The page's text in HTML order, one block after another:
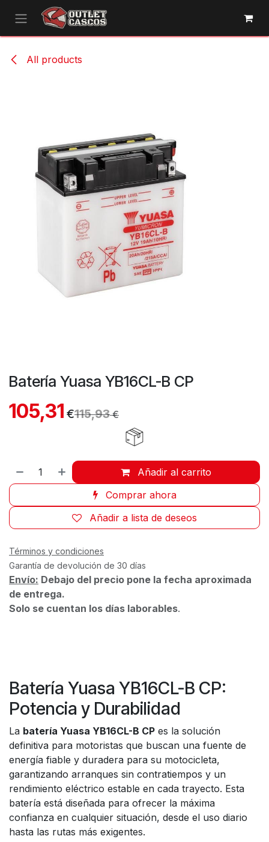
Ir al contenido
All products
Batería Yuasa YB16CL-B CP
105,31 €115,93€
Añadir al carrito
Comprar ahora
Añadir a lista de deseos
Términos y condiciones
Garantía de devolución de 30 días
Envío: Debajo del precio pone la fecha aproximada
de entrega.
Solo se cuentan los días laborables.
Batería Yuasa YB16CL-B CP:
Potencia y Durabilidad
La batería Yuasa YB16CL-B CP es la solución
definitiva para motoristas que buscan una fuente de
energía fiable y duradera para su motocicleta,
garantizando arranques sin contratiempos y un
rendimiento eléctrico estable en cada trayecto. Esta
batería está diseñada para ofrecer la máxima
confianza en cualquier situación, desde el uso diario
hasta las rutas más exigentes.